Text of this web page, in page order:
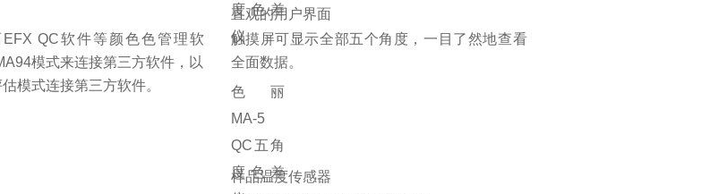
QC软件等颜色色管理软
模式来连接第三方软件，以
模式连接第三方软件。
直观的用户界面
触摸屏可显示全部五个角度，一目了然地查看
全面数据。
样品温度传感器